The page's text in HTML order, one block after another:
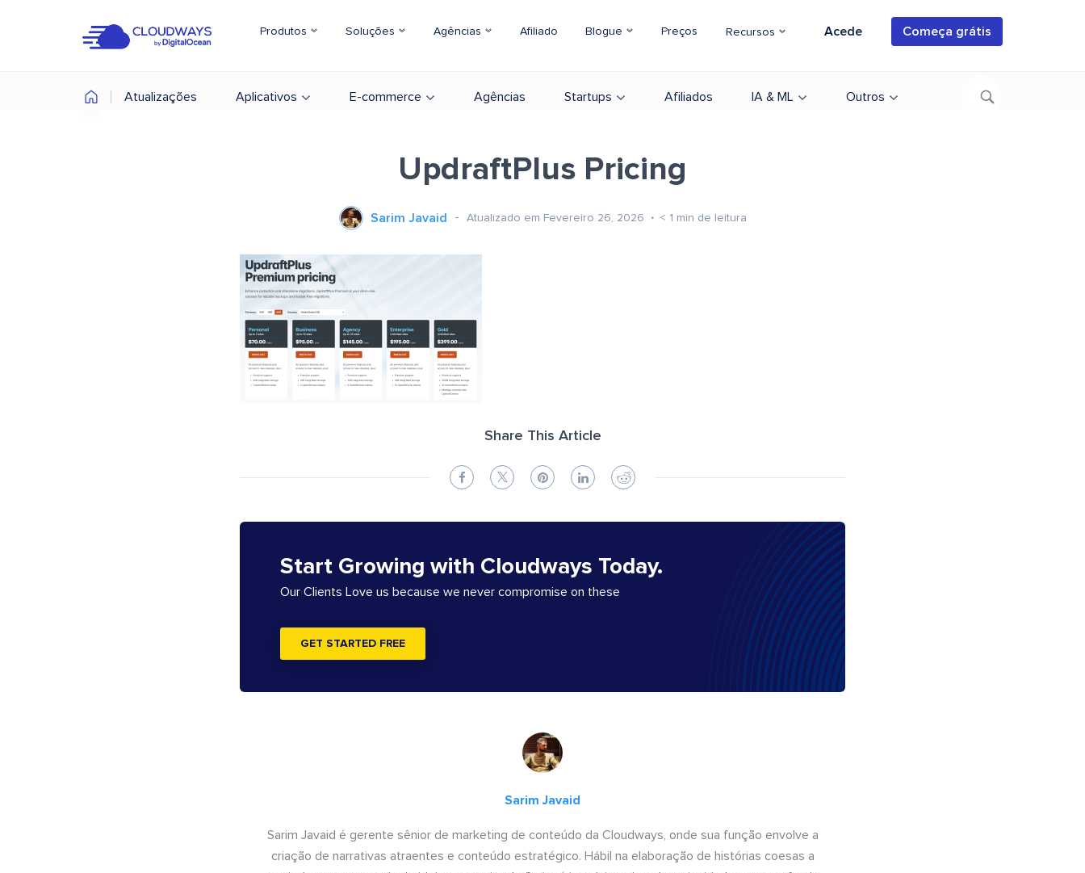
Produtos Soluções Agências Afiliado Blogue Preços Recursos Acede Começa grátis
Atualizações Aplicativos E-commerce Agências Startups Afiliados IA & ML Outros
UpdraftPlus Pricing
Sarim Javaid Atualizado em Fevereiro 26, 2026 < 1 min de leitura
Share This Article
Start Growing with Cloudways Today.
Our Clients Love us because we never compromise on these
GET STARTED FREE
Sarim Javaid
Sarim Javaid é gerente sênior de marketing de conteúdo da Cloudways, onde sua função envolve a
criação de narrativas atraentes e conteúdo estratégico. Hábil na elaboração de histórias coesas a